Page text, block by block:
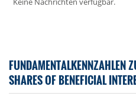
FUNDAMENTALKENNZAHLEN
SHARES OF BENEFICIAL